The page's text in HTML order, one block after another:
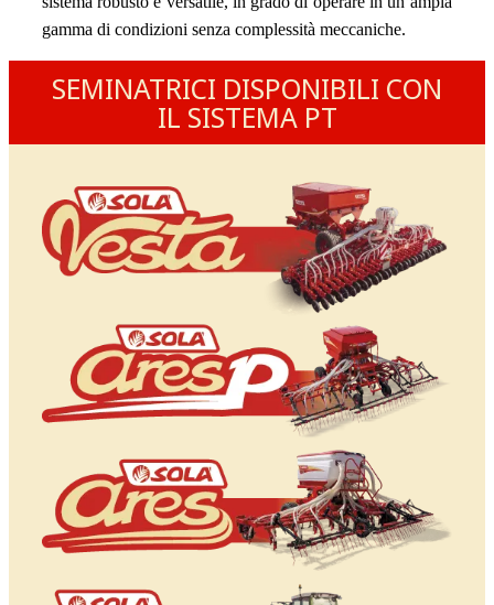
gamma di condizioni senza complessità meccaniche.
SEMINATRICI DISPONIBILI CON
IL SISTEMA PT